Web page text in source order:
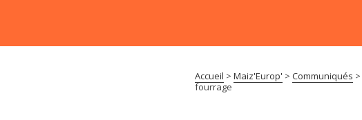
Accueil > Maiz'Europ' > Communiqués >
fourrage